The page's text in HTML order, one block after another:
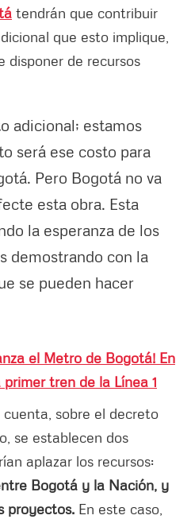
tendrán que contribuir
que esto implique,
disponer de recursos
adicional; estamos
será ese costo para
Pero Bogotá no va
esta obra. Esta
la esperanza de los
demostrando con la
se pueden hacer
el Metro de Bogotá! En
tren de la Línea 1
sobre el decreto
se establecen dos
aplazar los recursos:
Bogotá y la Nación, y
proyectos. En este caso,